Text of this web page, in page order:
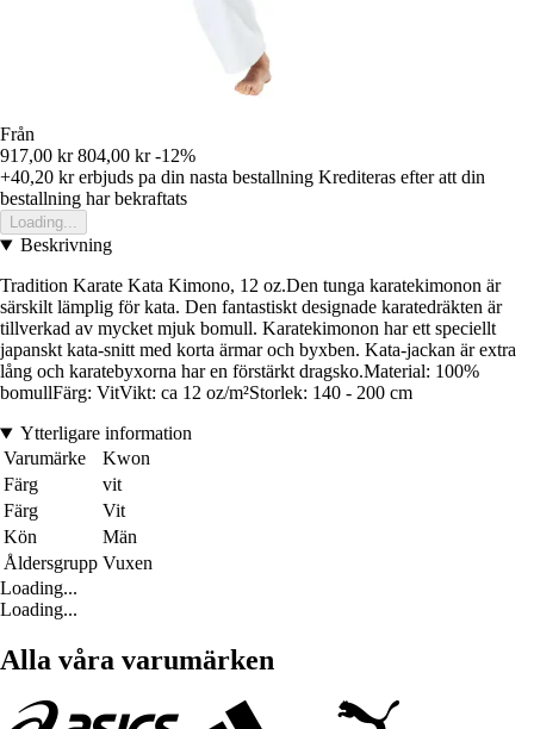
Från
917,00 kr 804,00 kr -12%
+40,20 krerbjuds pa din nasta bestallning Krediteras efter att din
bestallning har bekraftats
Loading...
Beskrivning
Tradition Karate Kata Kimono, 12 oz.Den tunga karatekimonon är
särskilt lämplig för kata. Den fantastiskt designade karatedräkten är
tillverkad av mycket mjuk bomull. Karatekimonon har ett speciellt
japanskt kata-snitt med korta ärmar och byxben. Kata-jackan är extra
lång och karatebyxorna har en förstärkt dragsko.Material: 100%
bomullFärg: VitVikt: ca 12 oz/m²Storlek: 140 - 200 cm
Ytterligare information
Varumärke
Kwon
Färg
vit
Färg
Vit
Kön
Män
Åldersgrupp Vuxen
Loading...
Loading...
Alla våra varumärken